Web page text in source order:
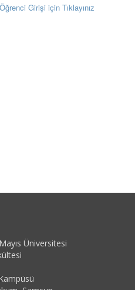
Öğrenci Girişi için Tıklayınız
Üniversitesi